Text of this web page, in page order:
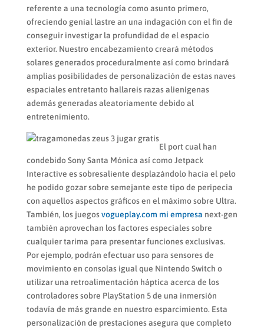
referente a una tecnología como asunto primero,
ofreciendo genial lastre an una indagación con el fin de
conseguir investigar la profundidad de el espacio
exterior. Nuestro encabezamiento creará métodos
solares generados proceduralmente así­ como brindará
amplias posibilidades de personalización de estas naves
espaciales entretanto hallareis razas alienígenas
además generadas aleatoriamente debido al
entretenimiento.
El port cual han
condebido Sony Santa Mónica así­ como Jetpack
Interactive es sobresaliente desplazándolo hacia el pelo
he podido gozar sobre semejante este tipo de peripecia
con aquellos aspectos gráficos en el máximo sobre Ultra.
También, los juegosvogueplay.com mi empresa next-gen
también aprovechan los factores especiales sobre
cualquier tarima para presentar funciones exclusivas.
Por ejemplo, podrán efectuar uso para sensores de
movimiento en consolas igual que Nintendo Switch o
utilizar una retroalimentación háptica acerca de los
controladores sobre PlayStation 5 de una inmersión
todavía de más grande en nuestro esparcimiento. Esta
personalización de prestaciones asegura que completo